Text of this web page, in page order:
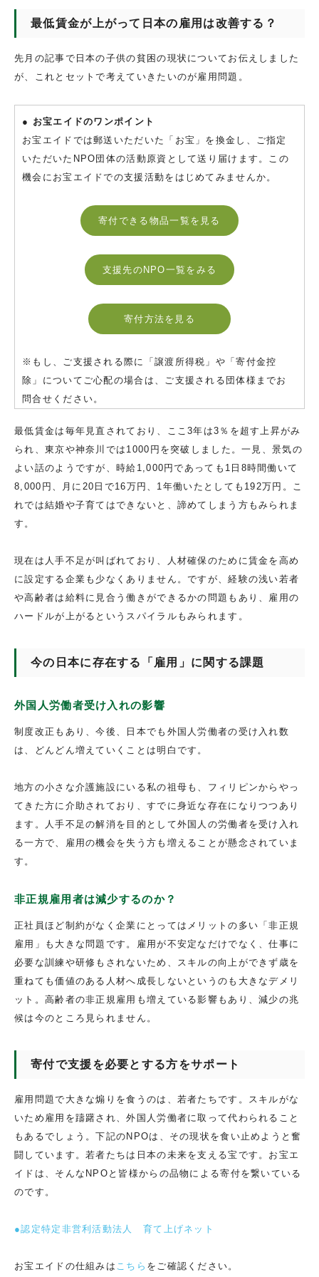
最低賃金が上がって日本の雇用は改善する？
先月の記事で日本の子供の貧困の現状についてお伝えしました
が、これとセットで考えていきたいのが雇用問題。
● お宝エイドのワンポイント
お宝エイドでは郵送いただいた「お宝」を換金し、ご指定
いただいたNPO団体の活動原資として送り届けます。この
機会にお宝エイドでの支援活動をはじめてみませんか。
寄付できる物品一覧を見る
支援先のNPO一覧をみる
寄付方法を見る
※もし、ご支援される際に「譲渡所得税」や「寄付金控
除」についてご心配の場合は、ご支援される団体様までお
問合せください。
最低賃金は毎年見直されており、ここ3年は3％を超す上昇がみ
られ、東京や神奈川では1000円を突破しました。一見、景気の
よい話のようですが、時給1,000円であっても1日8時間働いて
8,000円、月に20日で16万円、1年働いたとしても192万円。こ
れでは結婚や子育てはできないと、諦めてしまう方もみられま
す。
現在は人手不足が叫ばれており、人材確保のために賃金を高め
に設定する企業も少なくありません。ですが、経験の浅い若者
や高齢者は給料に見合う働きができるかの問題もあり、雇用の
ハードルが上がるというスパイラルもみられます。
今の日本に存在する「雇用」に関する課題
外国人労働者受け入れの影響
制度改正もあり、今後、日本でも外国人労働者の受け入れ数
は、どんどん増えていくことは明白です。
地方の小さな介護施設にいる私の祖母も、フィリピンからやっ
てきた方に介助されており、すでに身近な存在になりつつあり
ます。人手不足の解消を目的として外国人の労働者を受け入れ
る一方で、雇用の機会を失う方も増えることが懸念されていま
す。
非正規雇用者は減少するのか？
正社員ほど制約がなく企業にとってはメリットの多い「非正規
雇用」も大きな問題です。雇用が不安定なだけでなく、仕事に
必要な訓練や研修もされないため、スキルの向上ができず歳を
重ねても価値のある人材へ成長しないというのも大きなデメリ
ット。高齢者の非正規雇用も増えている影響もあり、減少の兆
候は今のところ見られません。
寄付で支援を必要とする方をサポート
雇用問題で大きな煽りを食うのは、若者たちです。スキルがな
いため雇用を躊躇され、外国人労働者に取って代わられること
もあるでしょう。下記のNPOは、その現状を食い止めようと奮
闘しています。若者たちは日本の未来を支える宝です。お宝エ
イドは、そんなNPOと皆様からの品物による寄付を繋いている
のです。
●認定特定非営利活動法人 育て上げネット
お宝エイドの仕組みは こちら をご確認ください。